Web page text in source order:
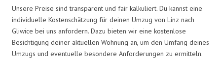
Unsere Preise sind transparent und fair kalkuliert. Du kannst eine
individuelle Kostenschätzung für deinen Umzug von Linz nach
Gliwice bei uns anfordern. Dazu bieten wir eine kostenlose
Besichtigung deiner aktuellen Wohnung an, um den Umfang deines
Umzugs und eventuelle besondere Anforderungen zu ermitteln.